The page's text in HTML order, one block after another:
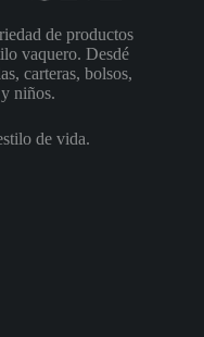
de productos
vaquero. Desdé
carteras, bolsos,
niños.
de vida.